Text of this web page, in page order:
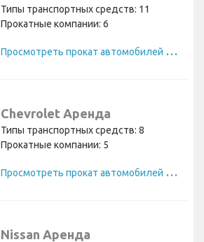
Типы транспортных средств: 11
Прокатные компании: 6
П
росмотреть прокат автомобилей Ford
Chevrolet Аренда
Типы транспортных средств: 8
Прокатные компании: 5
П
росмотреть прокат автомобилей Chevrolet
Nissan Аренда